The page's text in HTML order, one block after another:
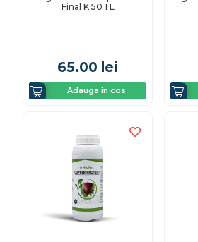
Final K 50 1 L
65.00 lei
Adauga in cos